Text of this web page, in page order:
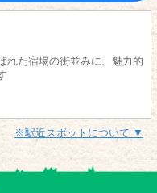
れた宿場の街並みに、魅力的
※駅近スポットについて ▼